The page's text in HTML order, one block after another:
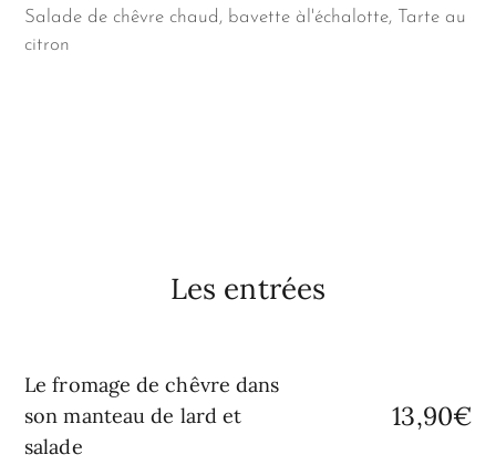
Salade de chêvre chaud, bavette àl'échalotte, Tarte au
citron
Les entrées
Le fromage de chêvre dans
son manteau de lard et
salade
13,90€